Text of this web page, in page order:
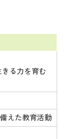
る力を育む
えた教育活動